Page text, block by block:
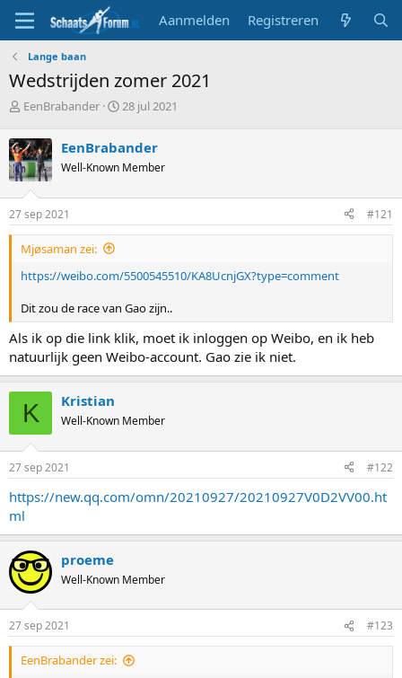
Aanmelden Registreren
Lange baan
Wedstrijden zomer 2021
T
p
i
c
s
t
a
r
t
r
EenBrabander
S
r
t
a
u
28 jul 2021
EenBrabander
Well-Known Member
27 sep 2021 #121
Mjøsaman zei:
https://weibo.com/5500545510/KA8UcnjGX?type=comment
Dit zou de race van Gao zijn..
Als ik op die link klik, moet ik inloggen op Weibo, en ik heb
natuurlijk geen Weibo-account. Gao zie ik niet.
K Kristian
Well-Known Member
27 sep 2021 #122
https://new.qq.com/omn/20210927/20210927V0D2VV00.ht
ml
proeme
Well-Known Member
27 sep 2021 #123
EenBrabander zei: